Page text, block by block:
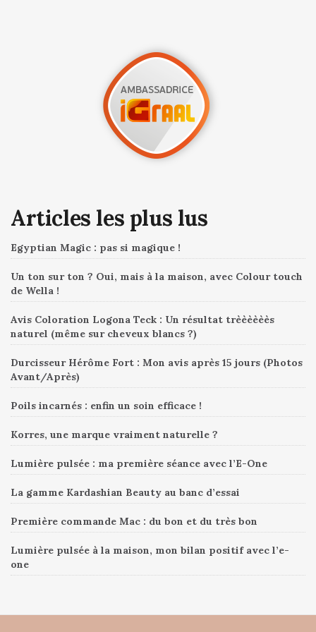
Articles les plus lus
Egyptian Magic : pas si magique !
Un ton sur ton ? Oui, mais à la maison, avec Colour touch
de Wella !
Avis Coloration Logona Teck : Un résultat trèèèèèès
naturel (même sur cheveux blancs ?)
Durcisseur Hérôme Fort : Mon avis après 15 jours (Photos
Avant/Après)
Poils incarnés : enfin un soin efficace !
Korres, une marque vraiment naturelle ?
Lumière pulsée : ma première séance avec l’E-One
La gamme Kardashian Beauty au banc d’essai
Première commande Mac : du bon et du très bon
Lumière pulsée à la maison, mon bilan positif avec l’e-
one